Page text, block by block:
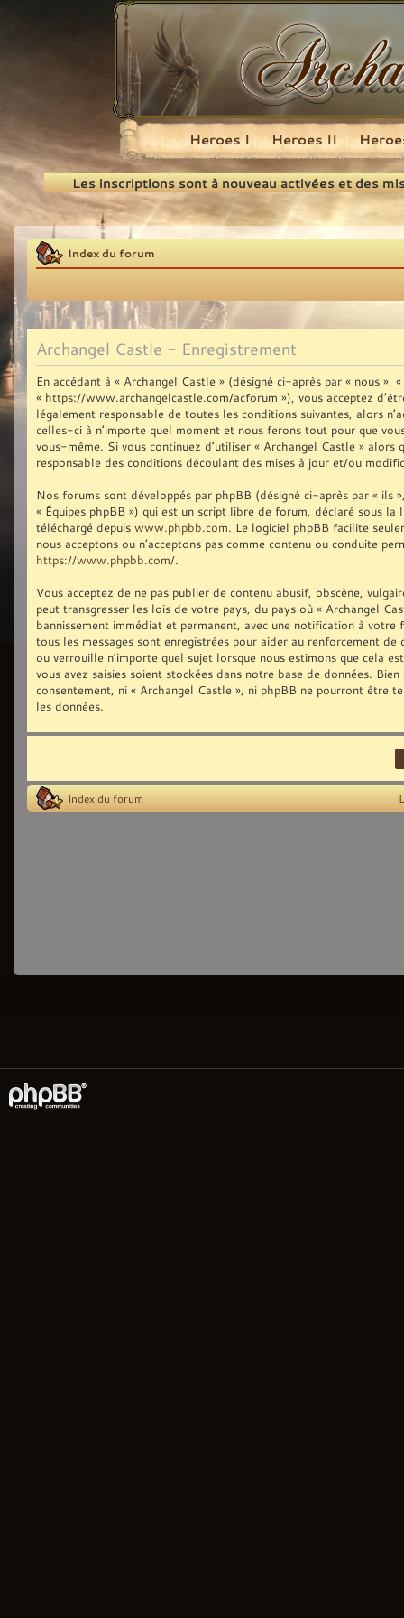
Recherche
Heroes I Heroes II
Les inscriptions sont à nouveau activées et des
Index du forum
Archangel Castle - Enregistrement
En accédant à « Archangel Castle » (désigné ci-après par « nous »,
« https://www.archangelcastle.com/acforum »), vous acceptez
légalement responsable de toutes les conditions suivantes, alors
celles-ci à n’importe quel moment et nous ferons tout pour que
vous-même. Si vous continuez d’utiliser « Archangel Castle »
responsable des conditions découlant des mises à jour et/ou
Nos forums sont développés par phpBB (désigné ci-après par « ils
« Équipes phpBB ») qui est un script libre de forum, déclaré sous la
téléchargé depuis www.phpbb.com. Le logiciel phpBB facilite
nous acceptons ou n’acceptons pas comme contenu ou conduite
https://www.phpbb.com/.
Vous acceptez de ne pas publier de contenu abusif, obscène,
peut transgresser les lois de votre pays, du pays où « Archangel
bannissement immédiat et permanent, avec une notification à votre
tous les messages sont enregistrées pour aider au renforcement
ou verrouille n’importe quel sujet lorsque nous estimons que cela
vous avez saisies soient stockées dans notre base de données.
consentement, ni « Archangel Castle », ni phpBB ne pourront être
les données.
Index du forum